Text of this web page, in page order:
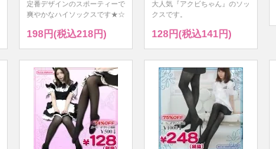
定番デザインのスポーティーで
爽やかなハイソックスです★☆
198円(税込218円)
大人気『アクビちゃん』のソッ
クスです。
128円(税込141円)